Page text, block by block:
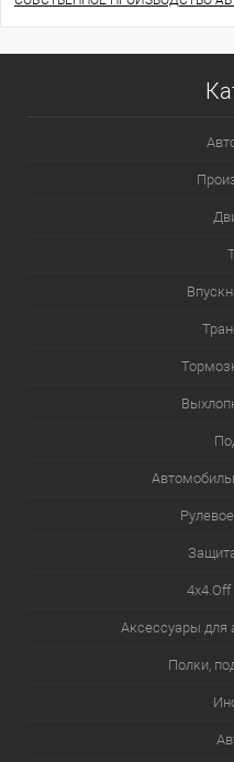
Аксессуары для
Полки,